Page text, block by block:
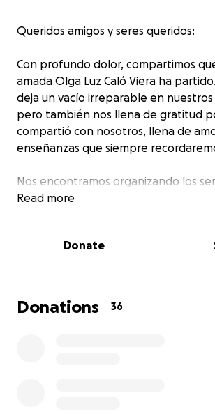
Queridos amigos y seres queridos:
Con profundo dolor, compartimos
amada Olga Luz Caló Viera ha
deja un vacío irreparable en
pero también nos llena de gratitud
compartió con nosotros, llena de
enseñanzas que siempre
Nos encontramos organizando los
funerarios para despedirla de la
cubrir los gastos relacionados.
colaborar, pueden hacerlo a través
escribiéndonos a nuestro número
Read more
Donate
Donations 36